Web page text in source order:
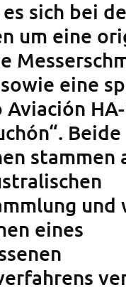
sich bei
um eine
eine
Aviación
Beide
stammen
und
eines